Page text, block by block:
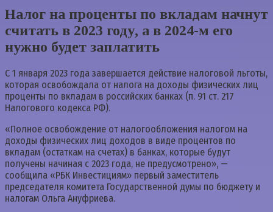
Налог на проценты по вкладам начнут
считать в 2023 году, а в 2024-м его
нужно будет заплатить
С 1 января 2023 года завершается действие налоговой льготы,
которая освобождала от налога на доходы физических лиц
проценты по вкладам в российских банках (п. 91 ст. 217
Налогового кодекса РФ).
«Полное освобождение от налогообложения налогом на
доходы физических лиц доходов в виде процентов по
вкладам (остаткам на счетах) в банках, которые будут
получены начиная с 2023 года, не предусмотрено», —
сообщила «РБК Инвестициям» первый заместитель
председателя комитета Государственной думы по бюджету и
налогам Ольга Ануфриева.